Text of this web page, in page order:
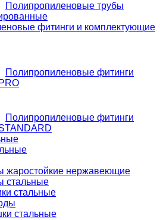
Полипропиленовые трубы
фитинги и комплектующие
Полипропиленовые фитинги
Полипропиленовые фитинги
жаростойкие нержавеющие
стальные
стальные
стальные